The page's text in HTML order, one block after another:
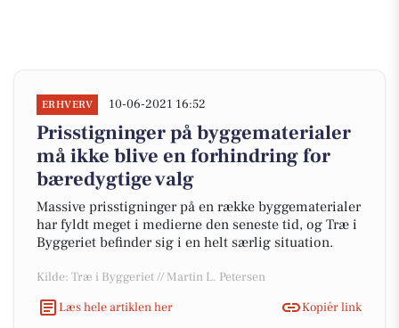
ERHVERV 10-06-2021 16:52
Prisstigninger på byggematerialer
må ikke blive en forhindring for
bæredygtige valg
Massive prisstigninger på en række byggematerialer
har fyldt meget i medierne den seneste tid, og Træ i
Byggeriet befinder sig i en helt særlig situation.
Kilde: Træ i Byggeriet // Martin L. Petersen
Læs hele artiklen her
Kopiér link